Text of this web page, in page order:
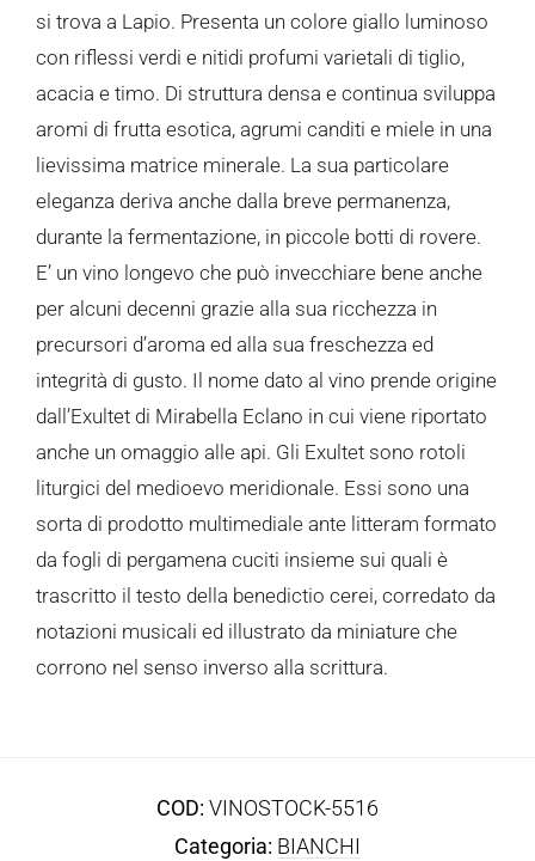
si trova a Lapio. Presenta un colore giallo luminoso
con riflessi verdi e nitidi profumi varietali di tiglio,
acacia e timo. Di struttura densa e continua sviluppa
aromi di frutta esotica, agrumi canditi e miele in una
lievissima matrice minerale. La sua particolare
eleganza deriva anche dalla breve permanenza,
durante la fermentazione, in piccole botti di rovere.
E’ un vino longevo che può invecchiare bene anche
per alcuni decenni grazie alla sua ricchezza in
precursori d’aroma ed alla sua freschezza ed
integrità di gusto. Il nome dato al vino prende origine
dall’Exultet di Mirabella Eclano in cui viene riportato
anche un omaggio alle api. Gli Exultet sono rotoli
liturgici del medioevo meridionale. Essi sono una
sorta di prodotto multimediale ante litteram formato
da fogli di pergamena cuciti insieme sui quali è
trascritto il testo della benedictio cerei, corredato da
notazioni musicali ed illustrato da miniature che
corrono nel senso inverso alla scrittura.
COD: VINOSTOCK-5516
Categoria: BIANCHI